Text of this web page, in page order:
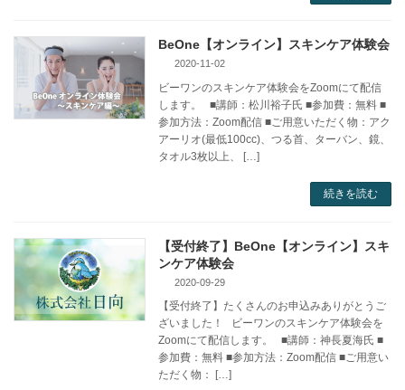
BeOne【オンライン】スキンケア体験会
2020-11-02
ビーワンのスキンケア体験会をZoomにて配信
します。 ■講師：松川裕子氏 ■参加費：無料 ■
参加方法：Zoom配信 ■ご用意いただく物：アク
アーリオ(最低100cc)、つる首、ターバン、鏡、
タオル3枚以上、 […]
続きを読む
【受付終了】BeOne【オンライン】スキ
ンケア体験会
2020-09-29
【受付終了】たくさんのお申込みありがとうご
ざいました！ ビーワンのスキンケア体験会を
Zoomにて配信します。 ■講師：神長夏海氏 ■
参加費：無料 ■参加方法：Zoom配信 ■ご用意い
ただく物： […]